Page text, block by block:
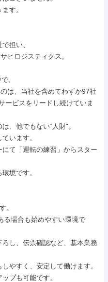
す。
担い、
ヒロジスティクス。
、
は、当社を含めてわずか97社
ービスをリードし続けていま
、他でもない“人財”。
います。
て「運転の練習」からスター
境です。
。
る場合も始めやすい環境で
し、伝票確認など、基本業務
やすく、安定して働けます。
プも可能です。